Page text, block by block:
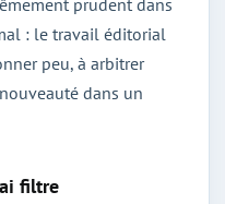
: le travail éditorial
peu, à arbitrer
dans un
filtre